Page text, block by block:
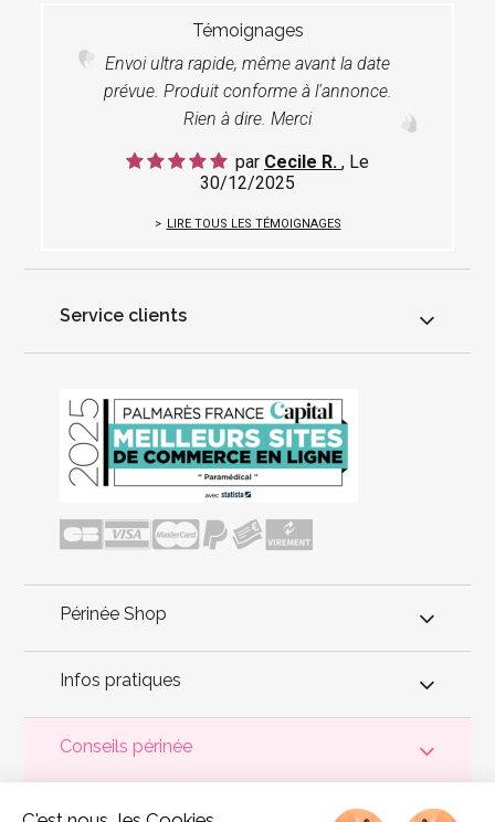
Témoignages
Envoi ultra rapide, même avant la date
prévue. Produit conforme à l'annonce.
Rien à dire. Merci
par Cecile R. , Le
30/12/2025
LIRE TOUS LES TÉMOIGNAGES
Service clients
Périnée Shop
Infos pratiques
Conseils périnée